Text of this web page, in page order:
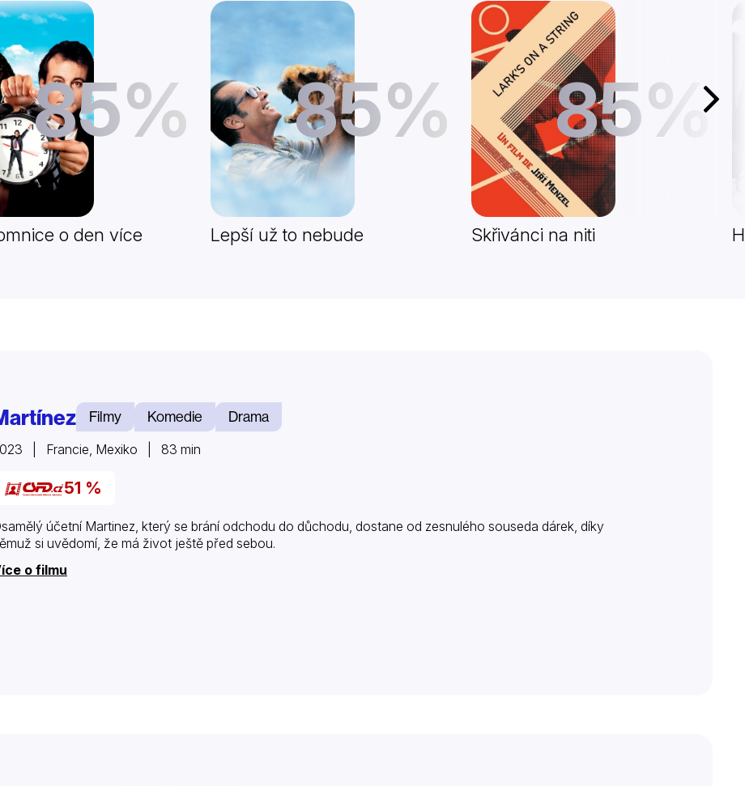
Další
85%
o den více
85%
Lepší už to nebude
85%
Skřivánci na niti
Filmy Komedie Drama
| Francie, Mexiko | 83 min
51 %
účetní Martinez, který se brání odchodu do důchodu, dostane od zesnulého souseda dárek, díky
si uvědomí, že má život ještě před sebou.
o filmu